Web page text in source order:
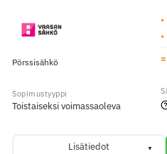
Pörssisähkö
Toistaiseksi voimassaoleva
Lisätiedot